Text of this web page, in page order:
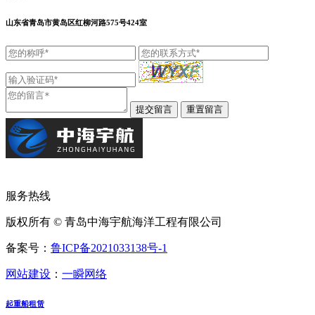
山东省青岛市黄岛区红柳河路575号424室
服务热线
版权所有 © 青岛中海宇航海洋工程有限公司
备案号： 鲁ICP备2021033138号-1
网站建设 ： 一瞬网络
起重船租赁